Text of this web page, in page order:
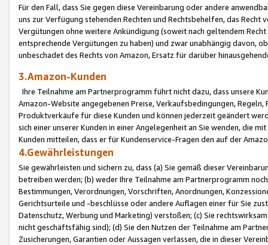
Für den Fall, dass Sie gegen diese Vereinbarung oder andere
uns zur Verfügung stehenden Rechten und Rechtsbehelfen, das
Vergütungen ohne weitere Ankündigung (soweit nach geltendem
entsprechende Vergütungen zu haben) und zwar unabhängig davon,
unbeschadet des Rechts von Amazon, Ersatz für darüber
3.Amazon-Kunden
Ihre Teilnahme am Partnerprogramm führt nicht dazu, dass unsere
Amazon-Website angegebenen Preise, Verkaufsbedingungen,
Produktverkäufe für diese Kunden und können jederzeit geändert
sich einer unserer Kunden in einer Angelegenheit an Sie wenden, die
Kunden mitteilen, dass er für Kundenservice-Fragen den auf der
4.Gewährleistungen
Sie gewährleisten und sichern zu, dass (a) Sie gemäß dieser
betreiben werden; (b) weder Ihre Teilnahme am Partnerprogramm
Bestimmungen, Verordnungen, Vorschriften, Anordnungen,
Gerichtsurteile und -beschlüsse oder andere Auflagen einer für Sie
Datenschutz, Werbung und Marketing) verstoßen; (c) Sie
nicht geschäftsfähig sind); (d) Sie den Nutzen der Teilnahme am
Zusicherungen, Garantien oder Aussagen verlassen, die in dieser